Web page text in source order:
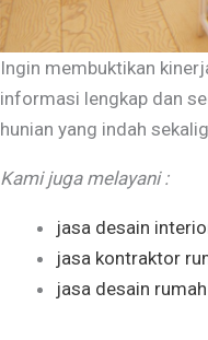
Ingin membuktikan
informasi lengkap dan
hunian yang indah
Kami juga melayani :
jasa desain
jasa kontraktor
jasa desain rumah